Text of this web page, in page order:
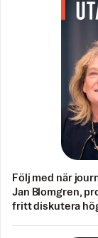
Följ med när
Jan Blomgren,
fritt diskutera